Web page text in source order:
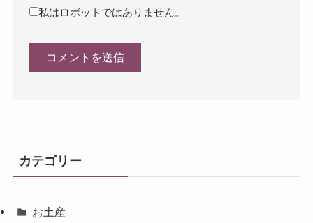
私はロボットではありません。
カテゴリー
お土産